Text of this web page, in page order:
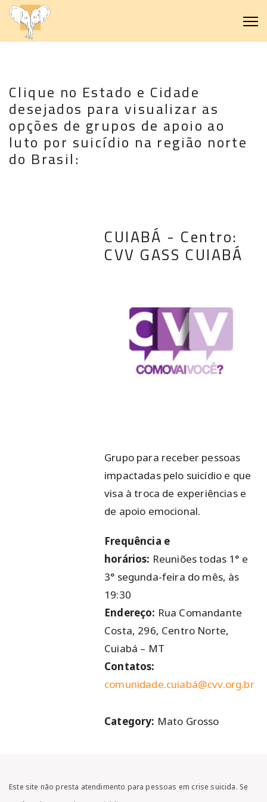
Clique no Estado e Cidade
desejados para visualizar as
opções de grupos de apoio ao
luto por suicídio na região norte
do Brasil:
CUIABÁ - Centro:
CVV GASS CUIABÁ
Grupo para receber pessoas
impactadas pelo suicídio e que
visa à troca de experiências e
de apoio emocional.
Frequência e
horários: Reuniões todas 1° e
3° segunda-feira do mês, às
19:30
Endereço: Rua Comandante
Costa, 296, Centro Norte,
Cuiabá – MT
Contatos:
comunidade.cuiabá@cvv.org.br
Category: Mato Grosso
Este site não presta atendimento para pessoas em crise suicida. Se